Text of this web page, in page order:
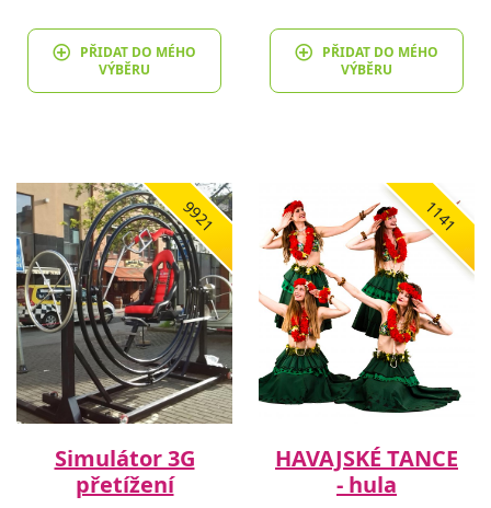
PŘIDAT DO MÉHO
VÝBĚRU
PŘIDAT DO MÉHO
VÝBĚRU
9921
Simulátor 3G
přetížení
1141
HAVAJSKÉ TANCE
- hula